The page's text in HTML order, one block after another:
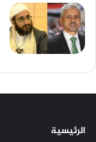
الرئيسية